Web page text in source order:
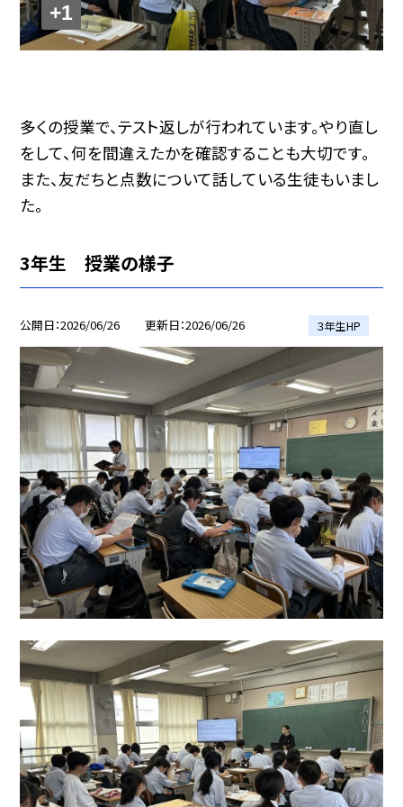
+1
多くの授業で、テスト返しが行われています。やり直し
をして、何を間違えたかを確認することも大切です。
また、友だちと点数について話している生徒もいまし
た。
3年生 授業の様子
公開日 2026/06/26 更新日 2026/06/26 ３年生HP